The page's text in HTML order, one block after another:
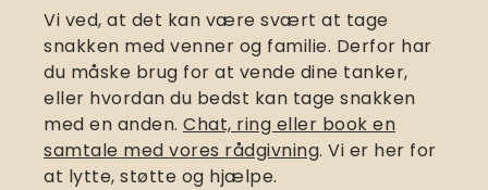
Vi ved, at det kan være svært at tage
snakken med venner og familie. Derfor har
du måske brug for at vende dine tanker,
eller hvordan du bedst kan tage snakken
med en anden. Chat, ring eller book en
samtale med vores rådgivning. Vi er her for
at lytte, støtte og hjælpe.